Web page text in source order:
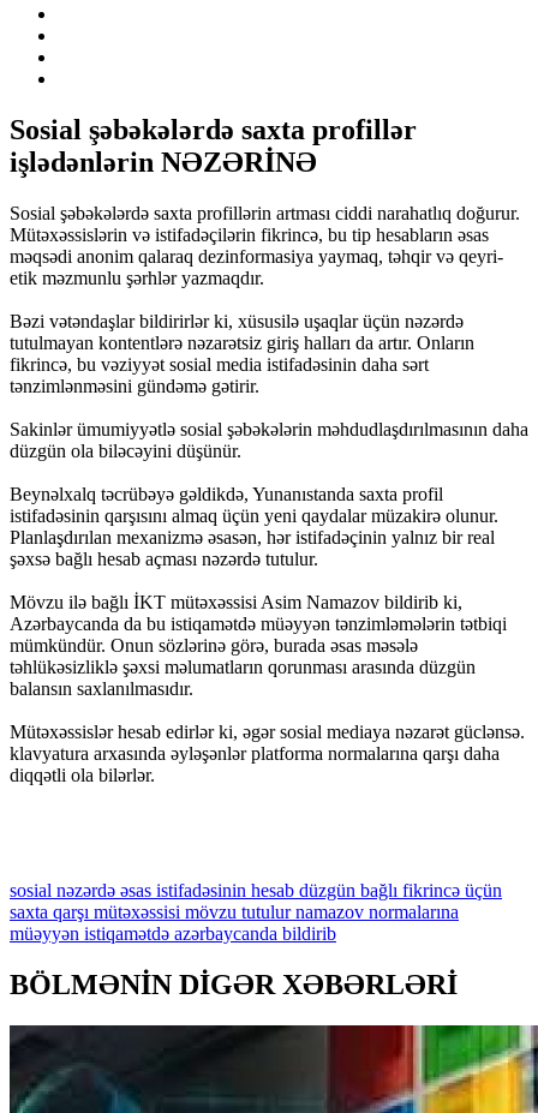
Sosial şəbəkələrdə saxta profillər
işlədənlərin NƏZƏRİNƏ
Sosial şəbəkələrdə saxta profillərin artması ciddi narahatlıq doğurur.
Mütəxəssislərin və istifadəçilərin fikrincə, bu tip hesabların əsas
məqsədi anonim qalaraq dezinformasiya yaymaq, təhqir və qeyri-
etik məzmunlu şərhlər yazmaqdır.
Bəzi vətəndaşlar bildirirlər ki, xüsusilə uşaqlar üçün nəzərdə
tutulmayan kontentlərə nəzarətsiz giriş halları da artır. Onların
fikrincə, bu vəziyyət sosial media istifadəsinin daha sərt
tənzimlənməsini gündəmə gətirir.
Sakinlər ümumiyyətlə sosial şəbəkələrin məhdudlaşdırılmasının daha
düzgün ola biləcəyini düşünür.
Beynəlxalq təcrübəyə gəldikdə, Yunanıstanda saxta profil
istifadəsinin qarşısını almaq üçün yeni qaydalar müzakirə olunur.
Planlaşdırılan mexanizmə əsasən, hər istifadəçinin yalnız bir real
şəxsə bağlı hesab açması nəzərdə tutulur.
Mövzu ilə bağlı İKT mütəxəssisi Asim Namazov bildirib ki,
Azərbaycanda da bu istiqamətdə müəyyən tənzimləmələrin tətbiqi
mümkündür. Onun sözlərinə görə, burada əsas məsələ
təhlükəsizliklə şəxsi məlumatların qorunması arasında düzgün
balansın saxlanılmasıdır.
Mütəxəssislər hesab edirlər ki, əgər sosial mediaya nəzarət güclənsə.
klavyatura arxasında əyləşənlər platforma normalarına qarşı daha
diqqətli ola bilərlər.
sosial nəzərdə əsas istifadəsinin hesab düzgün bağlı fikrincə üçün
saxta qarşı mütəxəssisi mövzu tutulurnamazov normalarına
müəyyən istiqamətdə azərbaycanda bildirib
BÖLMƏNİN DİGƏR XƏBƏRLƏRİ